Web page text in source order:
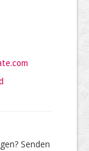
Senden